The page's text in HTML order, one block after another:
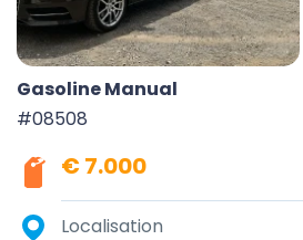
Gasoline Manual
#08508
€ 7.000
Localisation